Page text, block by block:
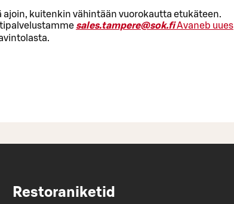
ajoin, kuitenkin vähintään vuorokautta etukäteen.
sales.tampere@sok.fiAvaneb uues
Restoraniketid